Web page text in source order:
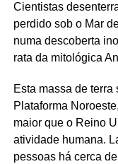
Cientistas
perdido sob o Mar
numa descoberta
rata da mitológica
Esta massa de
Plataforma
maior que o Reino
atividade humana.
pessoas há cerca